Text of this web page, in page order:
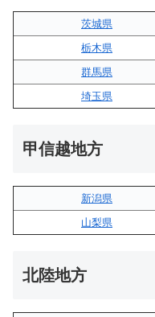
茨城県
栃木県
群馬県
埼玉県
甲信越地方
新潟県
山梨県
北陸地方